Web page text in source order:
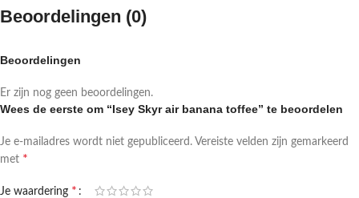
Beoordelingen (0)
Beoordelingen
Er zijn nog geen beoordelingen.
Wees de eerste om “Isey Skyr air banana toffee” te beoordelen
Je e-mailadres wordt niet gepubliceerd. Vereiste velden zijn gemarkeerd
met *
Je waardering *